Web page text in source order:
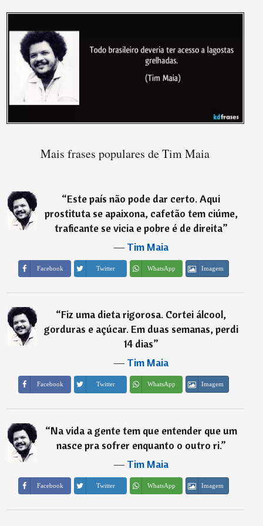
Mais frases populares de Tim Maia
“Este país não pode dar certo. Aqui
prostituta se apaixona, cafetão tem ciúme,
traficante se vicia e pobre é de direita”
―Tim Maia
Facebook Twitter WhatsApp Imagem
“Fiz uma dieta rigorosa. Cortei álcool,
gorduras e açúcar. Em duas semanas, perdi
14 dias”
―Tim Maia
Facebook Twitter WhatsApp Imagem
“Na vida a gente tem que entender que um
nasce pra sofrer enquanto o outro ri.”
―Tim Maia
Facebook Twitter WhatsApp Imagem